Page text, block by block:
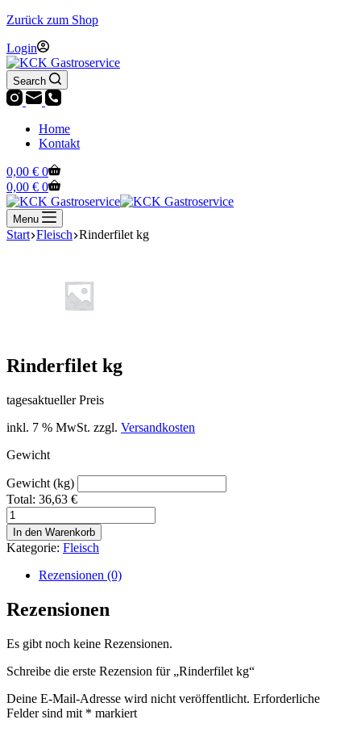
Zurück zum Shop
Login
Search
Home
Kontakt
Warenkorb
0,00 € 0
Warenkorb
0,00 € 0
Menu
Start Fleisch Rinderfilet kg
Rinderfilet kg
tagesaktueller Preis
inkl. 7 % MwSt. zzgl. Versandkosten
Gewicht
Gewicht (kg)
Total: 36,63 €
Rinderfilet
kg
Menge
In den Warenkorb
Kategorie: Fleisch
Rezensionen (0)
Rezensionen
Es gibt noch keine Rezensionen.
Schreibe die erste Rezension für „Rinderfilet kg“
Deine E-Mail-Adresse wird nicht veröffentlicht. Erforderliche
Felder sind mit * markiert